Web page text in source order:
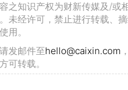
之知识产权为财新传媒及/或
未经许可，禁止进行转载、
用。
发邮件至hello@caixin.com
可转载。